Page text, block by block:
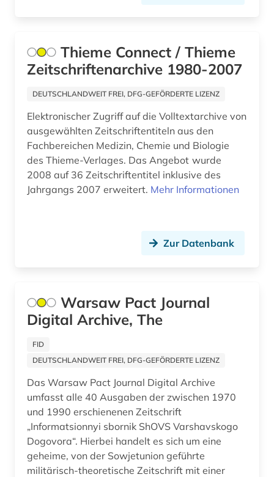
geschichte 1950-2005 (1)
gesellschaft (1)
großbritannien (8)
heimatkunde (2)
indien (1)
informatik (1)
informationswissenschaften (1)
inhalt (1)
inhaltsverzeichnis (4)
interdisziplinarität (1)
Thieme Connect / Thieme
Zeitschriftenarchive 1980-2007
DEUTSCHLANDWEIT FREI, DFG-GEFÖRDERTE LIZENZ
Elektronischer Zugriff auf die Volltextarchive von
ausgewählten Zeitschriftentiteln aus den
Fachbereichen Medizin, Chemie und Biologie
des Thieme-Verlages. Das Angebot wurde
2008 auf 36 Zeitschriftentitel inklusive des
Jahrgangs 2007 erweitert. Mehr Informationen
Zur Datenbank
Warsaw Pact Journal
Digital Archive, The
FID
DEUTSCHLANDWEIT FREI, DFG-GEFÖRDERTE LIZENZ
Das Warsaw Pact Journal Digital Archive
umfasst alle 40 Ausgaben der zwischen 1970
und 1990 erschienenen Zeitschrift
„Informatsionnyi sbornik ShOVS Varshavskogo
Dogovora“. Hierbei handelt es sich um eine
geheime, von der Sowjetunion geführte
militärisch-theoretische Zeitschrift mit einer